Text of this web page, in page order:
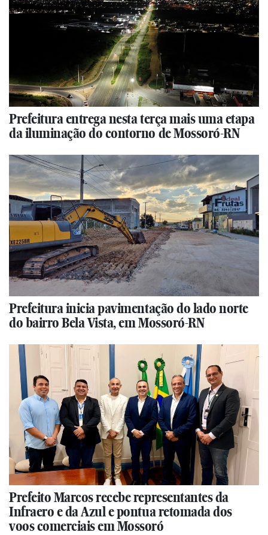
Prefeitura entrega nesta terça mais uma etapa
da iluminação do contorno de Mossoró-RN
Prefeitura inicia pavimentação do lado norte
do bairro Bela Vista, em Mossoró-RN
Prefeito Marcos recebe representantes da
Infraero e da Azul e pontua retomada dos
voos comerciais em Mossoró